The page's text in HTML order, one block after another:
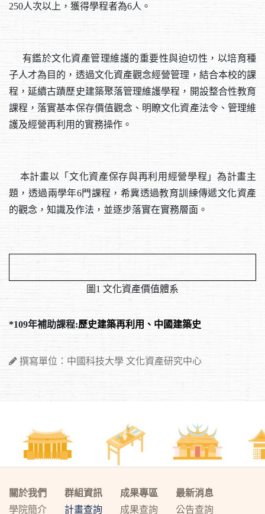
250人次以上，獲得學程者為6人。
有鑑於文化資產管理維護的重要性與迫切性，以培育種
子人才為目的，透過文化資產觀念經營管理，結合本校的課
程，延續古蹟歷史建築聚落管理維護學程，開設整合性教育
課程，落實基本保存價值觀念、明瞭文化資產法令、管理維
護及經營再利用的實務操作。
本計畫以「文化資產保存與再利用經營學程」為計畫主
題，透過兩學年6門課程，希冀透過教育訓練傳遞文化資產
的觀念，知識及作法，並逐步落實在實務層面。
圖1 文化資產價值體系
*109年補助課程:歷史建築再利用、中國建築史
撰寫單位：中國科技大學 文化資產研究中心
關於我們
學院簡介
群組資訊
計畫查詢
成果專區
成果查詢
最新消息
公告查詢